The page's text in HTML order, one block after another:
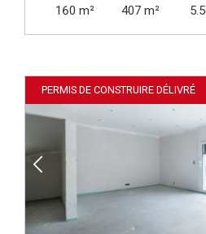
160 m² 407 m² 5.5
PERMIS DE CONSTRUIRE DÉLIVRÉ